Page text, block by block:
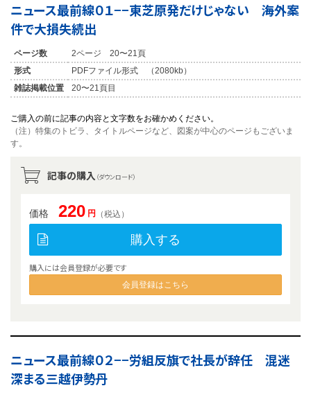
ニュース最前線０１−−東芝原発だけじゃない 海外案
件で大損失続出
ページ数
2ページ 20〜21頁
形式
PDFファイル形式 （2080kb）
雑誌掲載位置
20〜21頁目
ご購入の前に記事の内容と文字数をお確かめください。
（注）特集のトビラ、タイトルページなど、図案が中心のページもございま
す。
記事の購入 （ダウンロード）
価格 220 円 （税込）
購入する
購入には会員登録が必要です
会員登録はこちら
ニュース最前線０２−−労組反旗で社長が辞任 混迷
深まる三越伊勢丹